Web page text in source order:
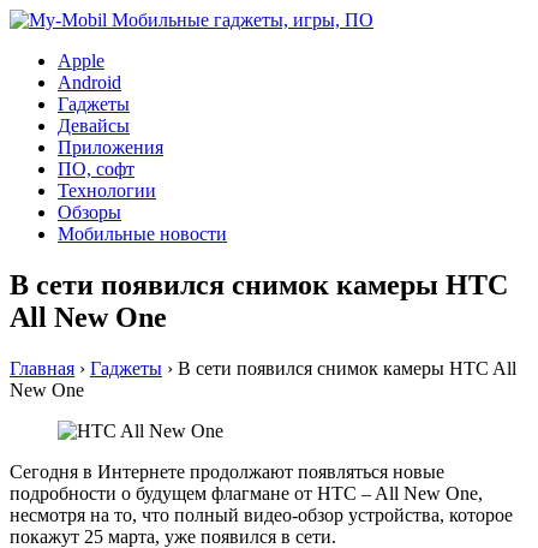
Apple
Android
Гаджеты
Девайсы
Приложения
ПО, софт
Технологии
Обзоры
Мобильные новости
В сети появился снимок камеры HTC
All New One
Главная › Гаджеты › В сети появился снимок камеры HTC All
New One
Сегодня в Интернете продолжают появляться новые
подробности о будущем флагмане от HTC – All New One,
несмотря на то, что полный видео-обзор устройства, которое
покажут 25 марта, уже появился в сети.